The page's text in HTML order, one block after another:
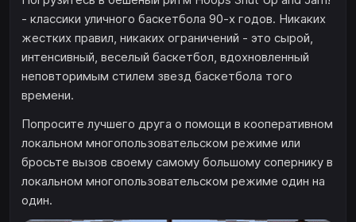
- классики уличного баскетбола 90-х годов. Никаких
жестких правил, никаких ограничений - это сырой,
интенсивный, веселый баскетбол, вдохновленный
неповторимым стилем звезд баскетбола того
времени.
Попросите лучшего друга о помощи в кооперативном
локальном многопользовательском режиме или
бросьте вызов своему самому большому сопернику в
локальном многопользовательском режиме один на
один.